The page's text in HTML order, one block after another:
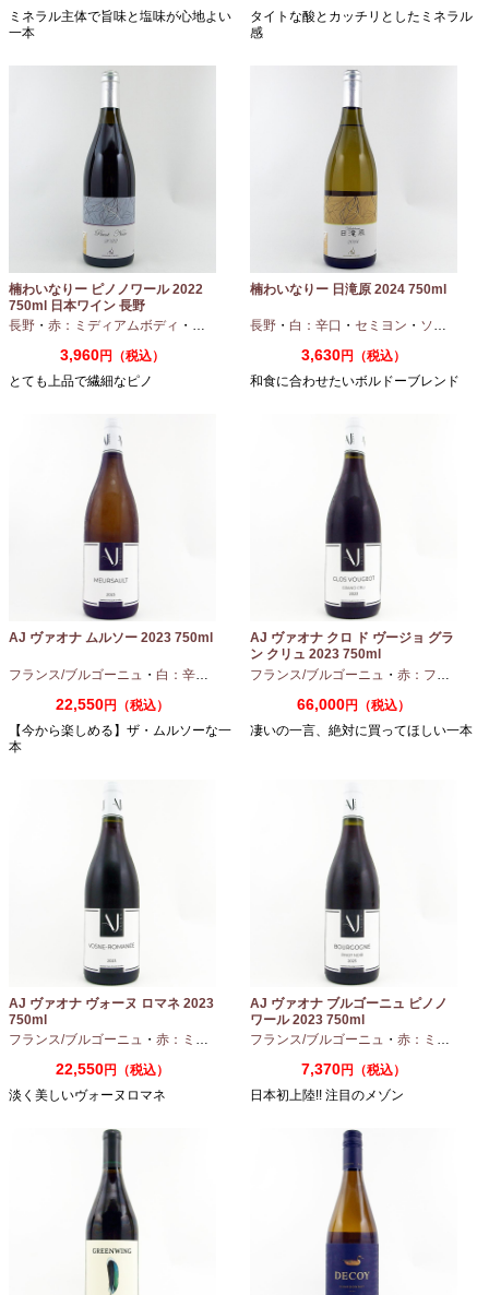
ミネラル主体で旨味と塩味が心地よい
一本
タイトな酸とカッチリとしたミネラル
感
楠わいなりー ピノノワール 2022
750ml 日本ワイン 長野
長野 ・ 赤：ミディアムボディ ・ ピノノワール
3,960円（税込）
とても上品で繊細なピノ
楠わいなりー 日滝原 2024 750ml
長野 ・ 白：辛口 ・ セミヨン ・ ソーヴィニオンブラン
3,630円（税込）
和食に合わせたいボルドーブレンド
AJ ヴァオナ ムルソー 2023 750ml
フランス/ブルゴーニュ ・ 白：辛口 シャルドネ
22,550円（税込）
【今から楽しめる】ザ・ムルソーな一
本
AJ ヴァオナ クロ ド ヴージョ グラ
ン クリュ 2023 750ml
フランス/ブルゴーニュ ・ 赤：フルボディ
66,000円（税込）
凄いの一言、絶対に買ってほしい一本
AJ ヴァオナ ヴォーヌ ロマネ 2023
750ml
フランス/ブルゴーニュ ・ 赤：ミディアムボディ ・ピノノワール
22,550円（税込）
淡く美しいヴォーヌロマネ
AJ ヴァオナ ブルゴーニュ ピノノ
ワール 2023 750ml
フランス/ブルゴーニュ ・ 赤：ミディアムボディ
7,370円（税込）
日本初上陸!! 注目のメゾン